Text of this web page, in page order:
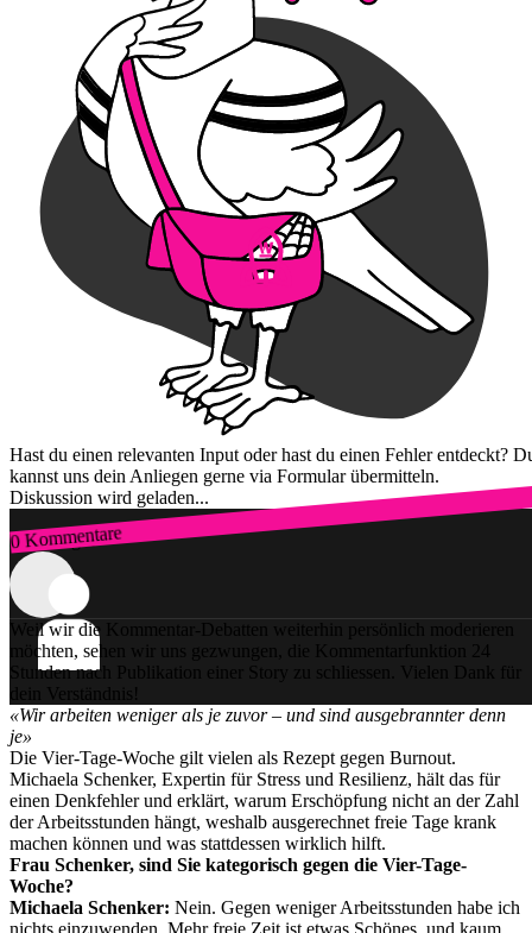
Hast du einen relevanten Input oder hast du einen Fehler entdeckt?
kannst uns dein Anliegen gerne via Formular übermitteln.
Diskussion wird geladen...
0 Kommentare
Zum Login
Weil wir die Kommentar-Debatten weiterhin persönlich moderieren
möchten, sehen wir uns gezwungen, die Kommentarfunktion 24
Stunden nach Publikation einer Story zu schliessen. Vielen Dank für
dein Verständnis!
«Wir arbeiten weniger als je zuvor – und sind ausgebrannter denn
je»
Die Vier-Tage-Woche gilt vielen als Rezept gegen Burnout.
Michaela Schenker, Expertin für Stress und Resilienz, hält das für
einen Denkfehler und erklärt, warum Erschöpfung nicht an der Zahl
der Arbeitsstunden hängt, weshalb ausgerechnet freie Tage krank
machen können und was stattdessen wirklich hilft.
Frau Schenker, sind Sie kategorisch gegen die Vier-Tage-
Woche?
Michaela Schenker: Nein. Gegen weniger Arbeitsstunden habe ich
nichts einzuwenden. Mehr freie Zeit ist etwas Schönes, und kaum